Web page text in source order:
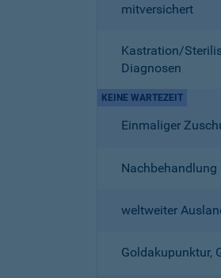
mitversichert
Kastration/
Diagnosen
Einmaliger
KEINE WARTEZEIT
Nachbehandlung
weltweiter
Goldakupunktur,